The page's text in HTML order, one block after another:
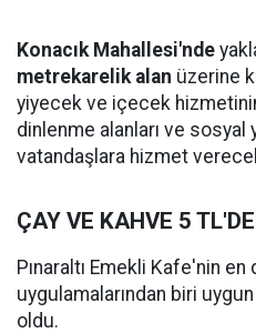
Konacık Mahallesi'nde
metrekarelik alan üzerine
yiyecek ve içecek
dinlenme alanları ve
vatandaşlara hizmet
ÇAY VE KAHVE 5
Pınaraltı Emekli Kafe'nin
uygulamalarından biri
oldu.